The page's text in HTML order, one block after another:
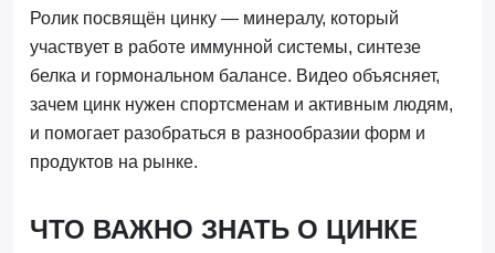
Ролик посвящён цинку — минералу, который
участвует в работе иммунной системы, синтезе
белка и гормональном балансе. Видео объясняет,
зачем цинк нужен спортсменам и активным людям,
и помогает разобраться в разнообразии форм и
продуктов на рынке.
ЧТО ВАЖНО ЗНАТЬ О ЦИНКЕ